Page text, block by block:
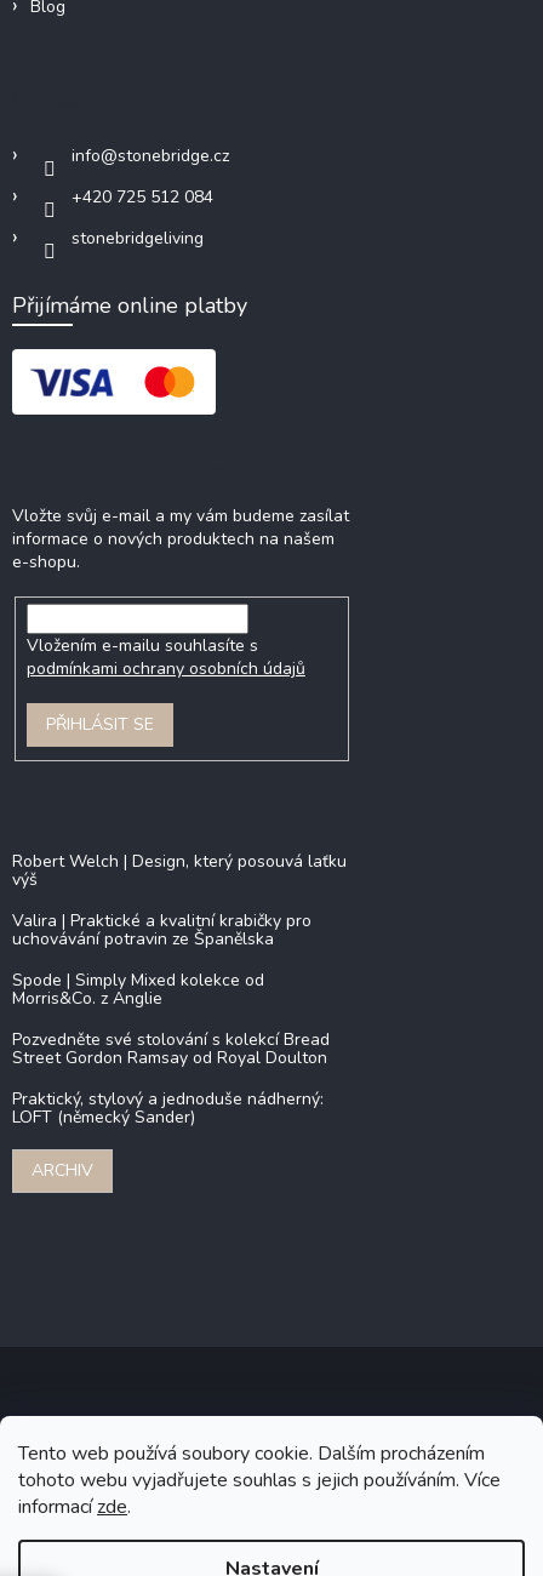
Tento web používá soubory cookie. Dalším procházením
tohoto webu vyjadřujete souhlas s jejich používáním. Více
informacízde.
Nastavení
Blog
info@stonebridge.cz
+420 725 512 084
stonebridgeliving
Přijímáme online platby
Vložte svůj e-mail a my vám budeme zasílat
informace o nových produktech na našem
e-shopu.
Vložením e-mailu souhlasíte s
podmínkami ochrany osobních údajů
PŘIHLÁSIT SE
Robert Welch | Design, který posouvá laťku
výš
Valira | Praktické a kvalitní krabičky pro
uchovávání potravin ze Španělska
Spode | Simply Mixed kolekce od
Morris&Co. z Anglie
Pozvedněte své stolování s kolekcí Bread
Street Gordon Ramsay od Royal Doulton
Praktický, stylový a jednoduše nádherný:
LOFT (německý Sander)
ARCHIV
Copyright 2026 Stonebridge . Všechna práva vyhrazena. Upravit
nastavení cookies
Grafický návrh vytvořil a na Shoptet implementoval
Shoptetak.cz.